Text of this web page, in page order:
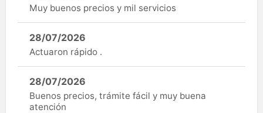
Muy buenos precios y mil servicios
28/07/2026
Actuaron rápido .
28/07/2026
Buenos precios, trámite fácil y muy buena
atención